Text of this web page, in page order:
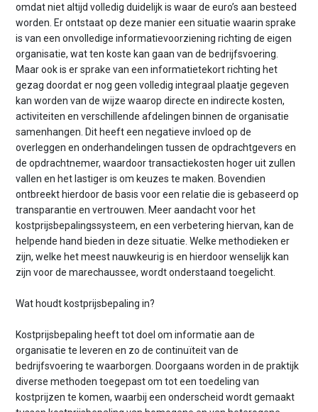
omdat niet altijd volledig duidelijk is waar de euro’s aan besteed
worden. Er ontstaat op deze manier een situatie waarin sprake
is van een onvolledige informatievoorziening richting de eigen
organisatie, wat ten koste kan gaan van de bedrijfsvoering.
Maar ook is er sprake van een informatie­tekort richting het
gezag doordat er nog geen volledig integraal plaatje gegeven
kan worden van de wijze waarop directe en indirecte kosten,
activiteiten en verschillende afdelingen binnen de organisatie
samenhangen. Dit heeft een negatieve invloed op de
overleggen en onderhandelingen tussen de opdrachtgevers en
de opdrachtnemer, waardoor transactiekosten hoger uit zullen
vallen en het lastiger is om keuzes te maken. Bovendien
ontbreekt hierdoor de basis voor een relatie die is gebaseerd op
transparantie en vertrouwen. Meer aandacht voor het
kostprijsbepalingssysteem, en een verbetering hiervan, kan de
helpende hand bieden in deze situatie. Welke methodieken er
zijn, welke het meest nauwkeurig is en hierdoor wenselijk kan
zijn voor de marechaussee, wordt onderstaand toegelicht.
Wat houdt kostprijsbepaling in?
Kostprijsbepaling heeft tot doel om informatie aan de
organisatie te leveren en zo de continuïteit van de
bedrijfsvoering te waarborgen. Doorgaans worden in de praktijk
diverse methoden toegepast om tot een toedeling van
kostprijzen te komen, waarbij een onderscheid wordt gemaakt